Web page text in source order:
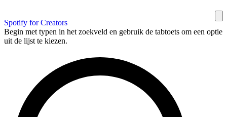
Spotify for Creators
Begin met typen in het zoekveld en gebruik de tabtoets om een optie
uit de lijst te kiezen.